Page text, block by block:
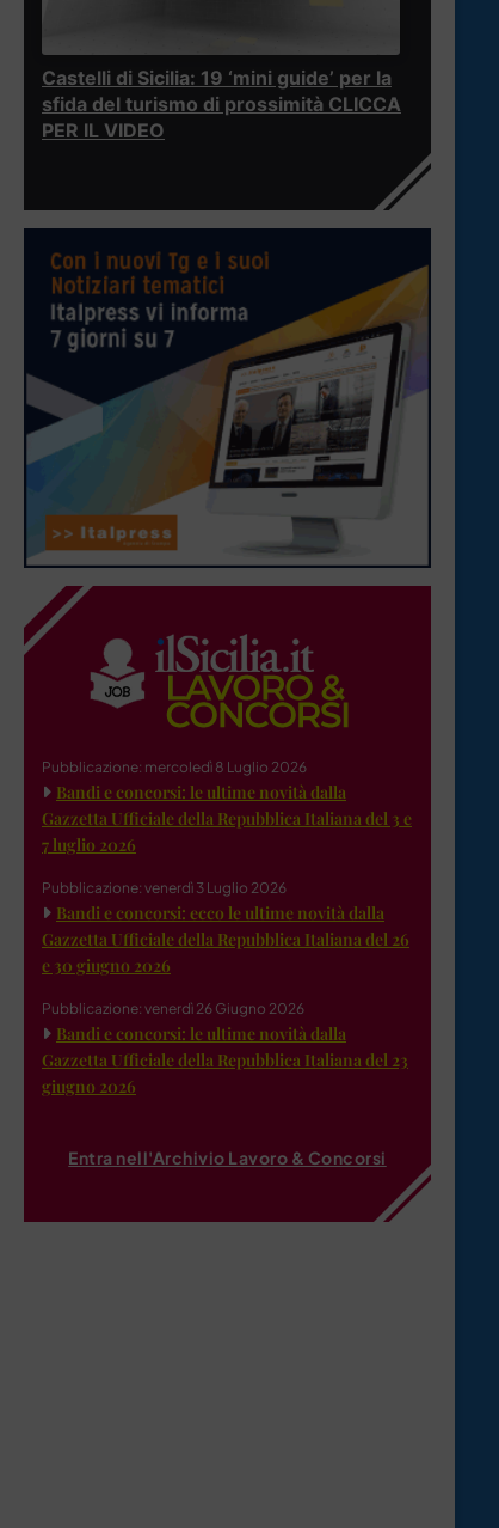
Castelli di Sicilia: 19 ‘mini guide’ per la
sfida del turismo di prossimità CLICCA
PER IL VIDEO
Pubblicazione: mercoledì 8 Luglio 2026
Bandi e concorsi: le ultime novità dalla
Gazzetta Ufficiale della Repubblica Italiana del 3 e
7 luglio 2026
Pubblicazione: venerdì 3 Luglio 2026
Bandi e concorsi: ecco le ultime novità dalla
Gazzetta Ufficiale della Repubblica Italiana del 26
e 30 giugno 2026
Pubblicazione: venerdì 26 Giugno 2026
Bandi e concorsi: le ultime novità dalla
Gazzetta Ufficiale della Repubblica Italiana del 23
giugno 2026
Entra nell'Archivio Lavoro & Concorsi